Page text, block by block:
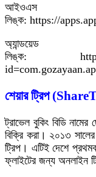
লিঙ্ক: https://
লিঙ্ক: https://
শেয়ার ট্রিপ
ট্রাভেল বুকিং বিডি
বিক্রি করা। ২০১৩
ট্রিপ। এটিই দেশে
ফ্লাইটের জন্য অনলাইন